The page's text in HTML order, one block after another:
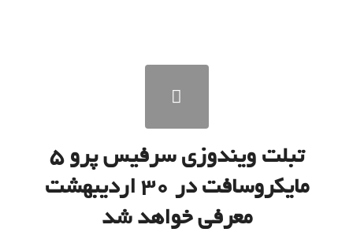
تبلت ویندوزی سرفیس‌ پرو ۵
مایکروسافت در ۳۰ اردیبهشت
معرفی خواهد شد